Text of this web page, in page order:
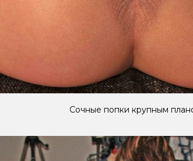
Сочные попки крупным